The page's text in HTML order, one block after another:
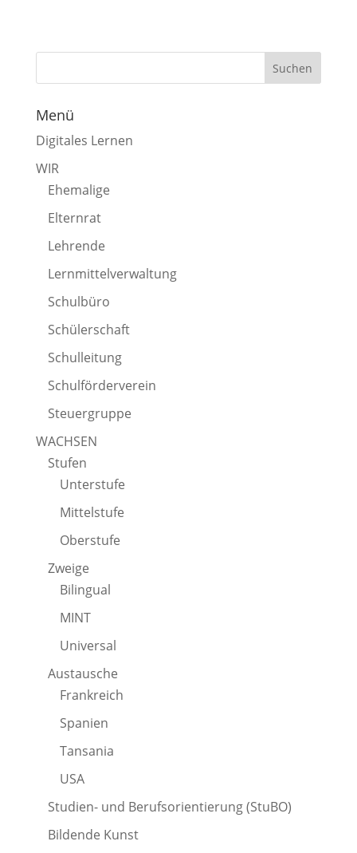
Menü
Digitales Lernen
WIR
Ehemalige
Elternrat
Lehrende
Lernmittelverwaltung
Schulbüro
Schülerschaft
Schulleitung
Schulförderverein
Steuergruppe
WACHSEN
Stufen
Unterstufe
Mittelstufe
Oberstufe
Zweige
Bilingual
MINT
Universal
Austausche
Frankreich
Spanien
Tansania
USA
Studien- und Berufsorientierung (StuBO)
Bildende Kunst